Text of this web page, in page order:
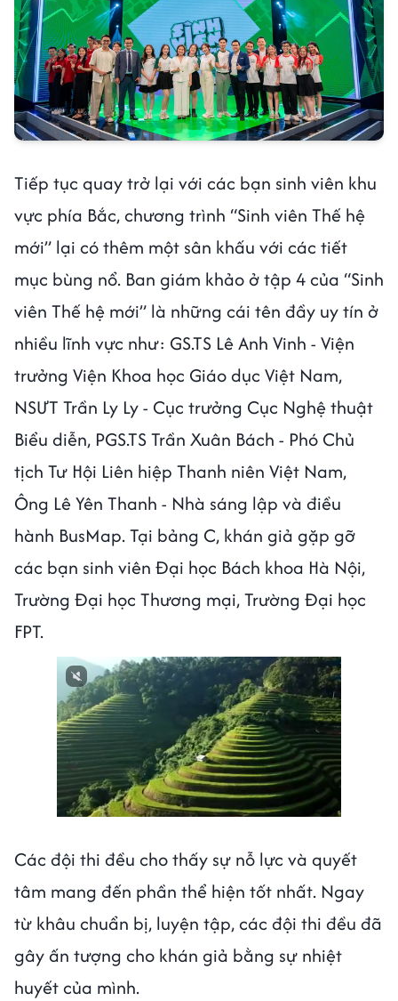
Tiếp tục quay trở lại với các bạn sinh viên khu
vực phía Bắc, chương trình “Sinh viên Thế hệ
mới” lại có thêm một sân khấu với các tiết
mục bùng nổ. Ban giám khảo ở tập 4 của “Sinh
viên Thế hệ mới” là những cái tên đầy uy tín ở
nhiều lĩnh vực như: GS.TS Lê Anh Vinh - Viện
trưởng Viện Khoa học Giáo dục Việt Nam,
NSƯT Trần Ly Ly - Cục trưởng Cục Nghệ thuật
Biểu diễn, PGS.TS Trần Xuân Bách - Phó Chủ
tịch Tư Hội Liên hiệp Thanh niên Việt Nam,
Ông Lê Yên Thanh - Nhà sáng lập và điều
hành BusMap. Tại bảng C, khán giả gặp gỡ
các bạn sinh viên Đại học Bách khoa Hà Nội,
Trường Đại học Thương mại, Trường Đại học
FPT.
Các đội thi đều cho thấy sự nỗ lực và quyết
tâm mang đến phần thể hiện tốt nhất. Ngay
từ khâu chuẩn bị, luyện tập, các đội thi đều đã
gây ấn tượng cho khán giả bằng sự nhiệt
huyết của mình.